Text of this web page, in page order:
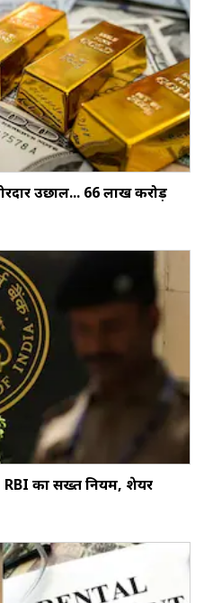
उछाल... ₹66 लाख करोड़
RBI का सख्‍त नियम, शेयर